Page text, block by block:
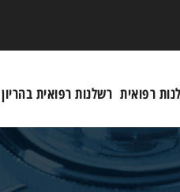
רפואית רשלנות רפואית בהריון